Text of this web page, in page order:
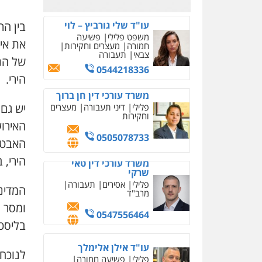
עו"ד שלי גורביץ – לוי
משפט פלילי פשיעה
חמורה מעצרים וחקירות
צבאי תעבורה
0544218336
משרד עורכי דין חן ברוך
פלילי דיני תעבורה מעצרים
וחקירות
0505078733
משרד עורכי דין טאי
שרקי
פלילי אסירים תעבורה
מרב"ד
0547556464
עו"ד אילן אלימלך
פלילי פשיעה חמורה
בין
את
של
הירי.
יש
בליסטית